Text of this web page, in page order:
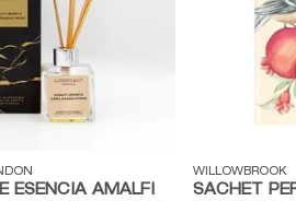
ESENCIA AMALFI
Vista
WILLOWBROOK
SACHET